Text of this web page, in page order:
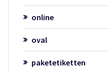
online
oval
paketetiketten